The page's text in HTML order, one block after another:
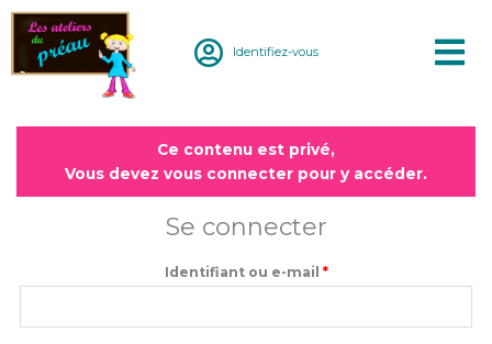
Aller
contenu
Identifiez-vous
Ce contenu est privé,
Vous devez vous connecter pour y accéder.
Se connecter
Identifiant ou e-mail *
Obligatoire